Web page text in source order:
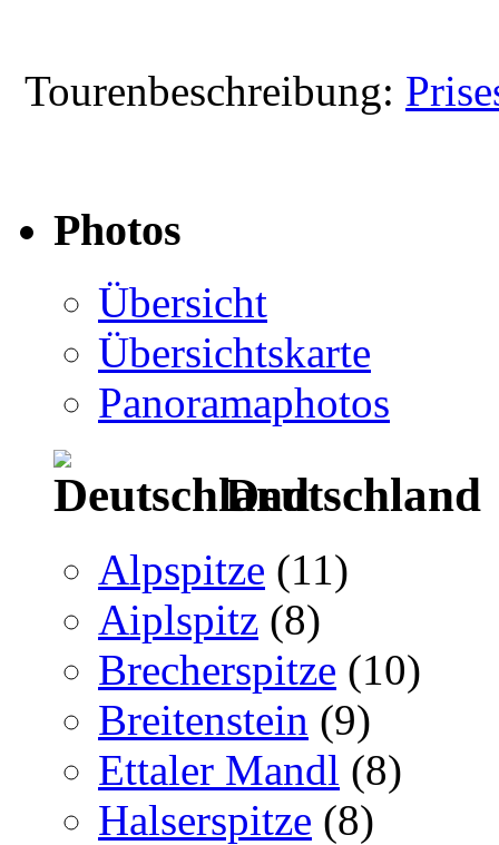
Tourenbeschreibung:
Photos
Übersicht
Übersichtskarte
Panoramaphotos
Deutschland
Alpspitze (11)
Aiplspitz (8)
Brecherspitze (10)
Breitenstein (9)
Ettaler Mandl (8)
Halserspitze (8)